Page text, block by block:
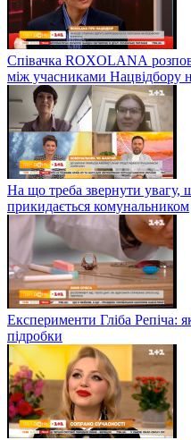
Співачка ROXOLANА
між учасниками Нацвідбору
На що треба звернути увагу,
прикидається комунальником
Експерименти Гліба Репіча:
підробки